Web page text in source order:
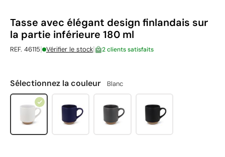
Tasse avec élégant design finlandais sur
la partie inférieure 180 ml
REF. 46115| Vérifier le stock| 2 clients satisfaits
Sélectionnez la couleur Blanc